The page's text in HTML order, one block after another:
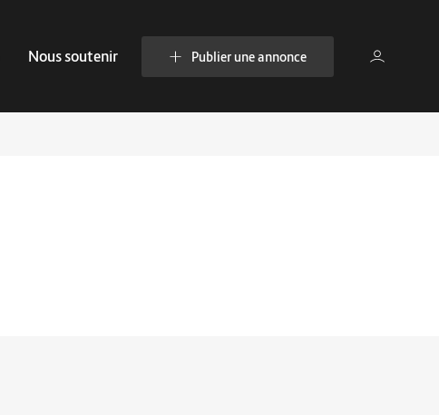
Nous soutenir Publier une annonce